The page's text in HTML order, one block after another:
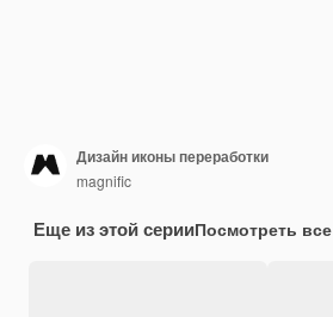
Дизайн иконы переработки
magnific
Еще из этой серииПосмотреть все